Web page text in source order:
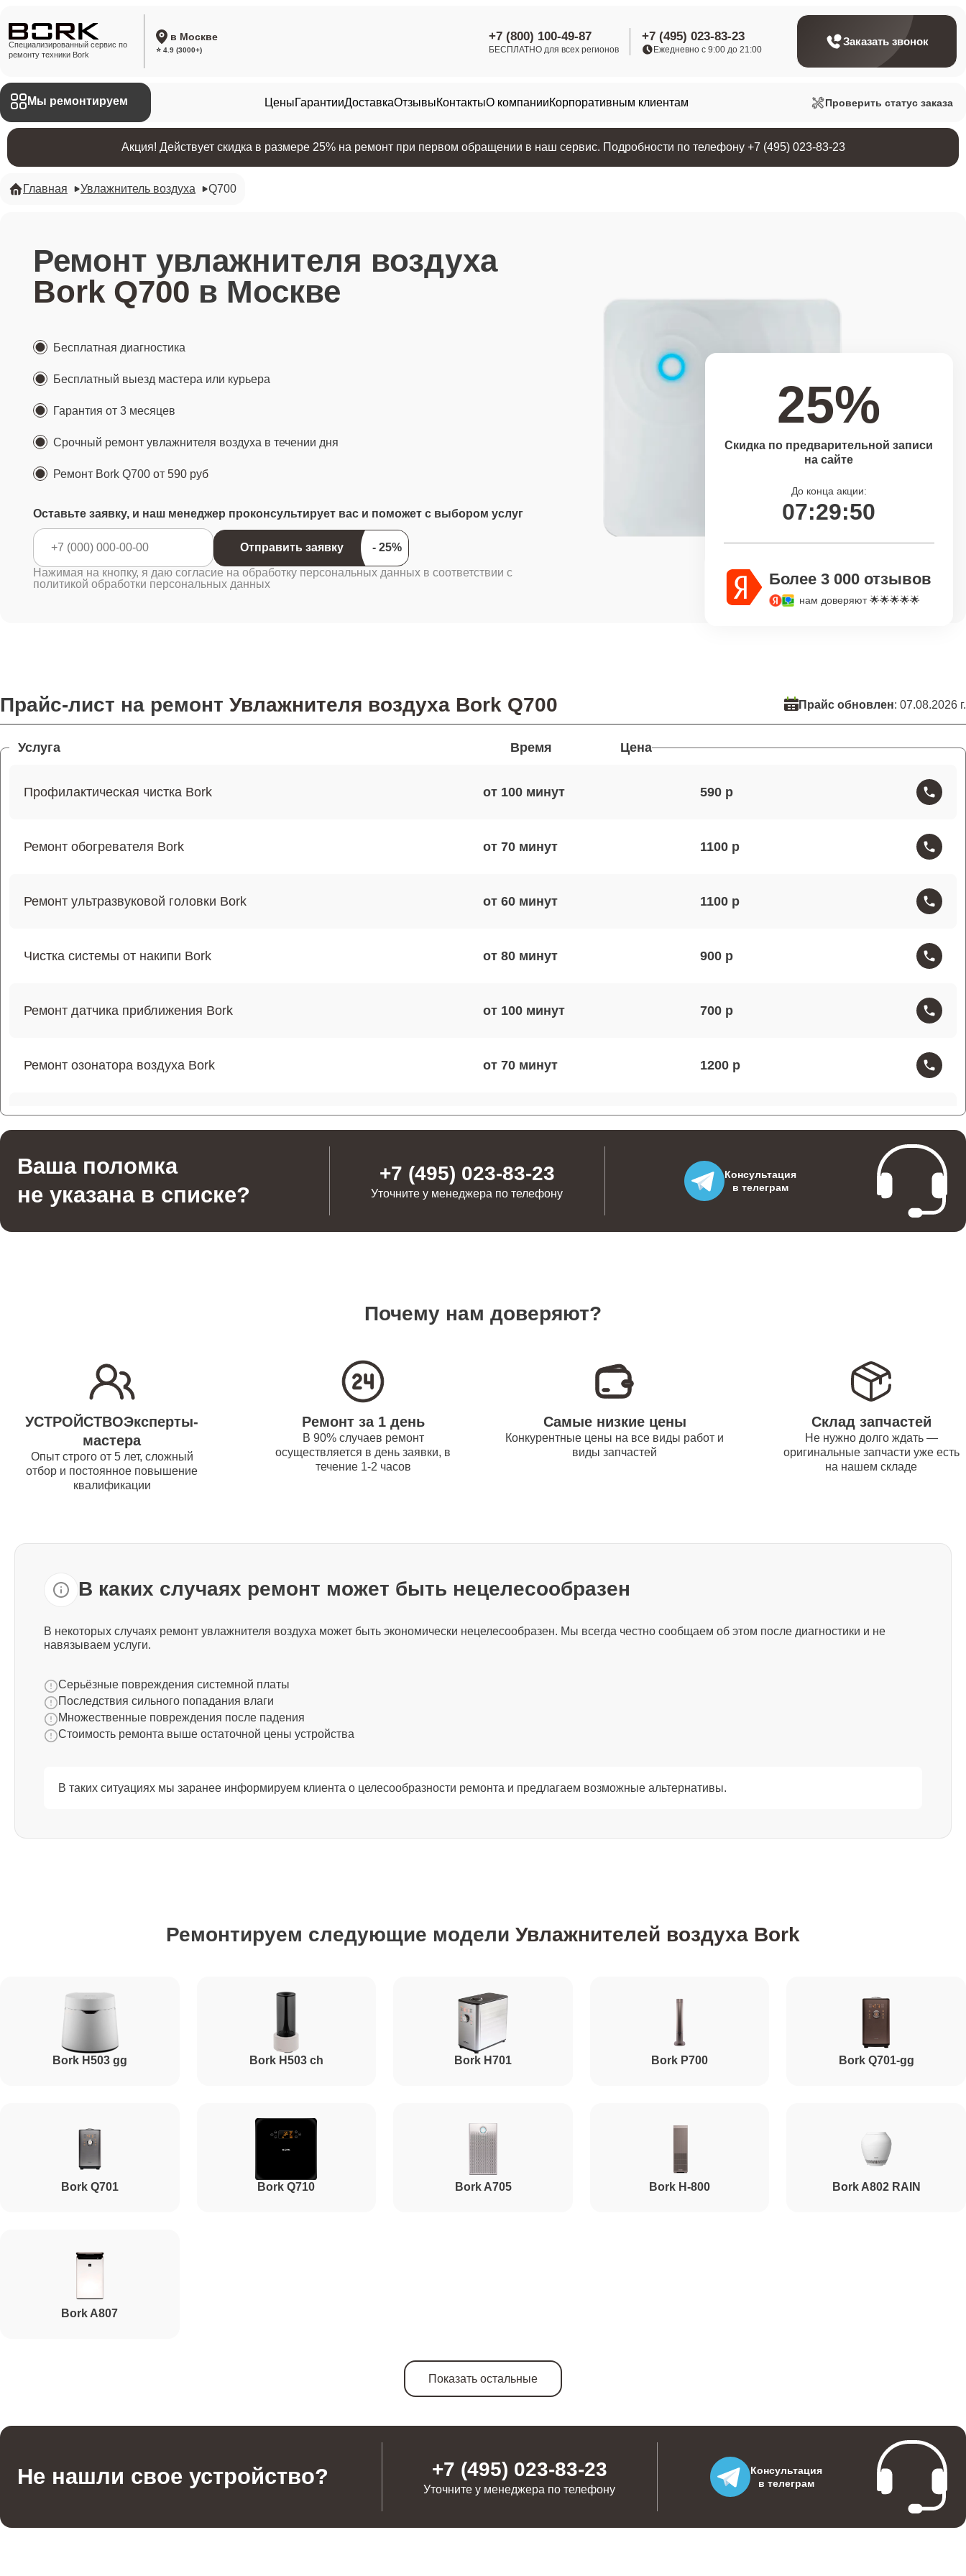
Специализированный сервис по
ремонту техники Bork
в Москве
⭐ 4.9 (3000+)
+7 (800) 100-49-87
БЕСПЛАТНО для всех регионов
+7 (495) 023-83-23
Ежедневно с 9:00 до 21:00
Заказать звонок
Мы ремонтируем ЦеныГарантииДоставкаОтзывыКонтактыО компанииКорпоративным клиентам Проверить статус заказа
Акция! Действует скидка в размере 25% на ремонт при первом обращении в наш сервис. Подробности по телефону +7 (495) 023-83-23
Главная Увлажнитель воздуха Q700
Ремонт увлажнителя воздуха
Bork Q700 в Москве
Бесплатная диагностика
Бесплатный выезд мастера или курьера
Гарантия от 3 месяцев
Срочный ремонт увлажнителя воздуха в течении дня
Ремонт Bork Q700 от 590 руб
Оставьте заявку, и наш менеджер проконсультирует вас и поможет с выбором услуг
Отправить заявку
Нажимая на кнопку, я даю согласие на обработку персональных данных в соответствии с
политикой обработки персональных данных
25%
Скидка по предварительной записи
на сайте
До конца акции:
07:29:49
Более 3 000 отзывов
нам доверяют 🌟🌟🌟🌟🌟
Прайс-лист на ремонт Увлажнителя воздуха Bork Q700 Прайс обновлен: 07.08.2026 г.
Услуга Время Цена
Профилактическая чистка Bork от 100 590
Ремонт обогревателя Bork от 70 1100
Ремонт ультразвуковой головки Bork от 60 1100
Чистка системы от накипи Bork от 80 900
Ремонт датчика приближения Bork от 100 700
Ремонт озонатора воздуха Bork от 70 1200
Ремонт бака для воды Bork от 90 1000
Ремонт фильтров Bork от 110 1100
Ремонт вентилятора Bork от 90 1200
Ремонт шнура питания Bork
Декальцинация Bork
(восстановление) Bork
Ремонт контроллера питания Bork
Ремонт платы преобразователя Bork от 50 700
Ваша поломка
не указана в списке?
+7 (495) 023-83-23
Уточните у менеджера по телефону
Консультация
в телеграм
Почему нам доверяют?
УСТРОЙСТВОЭксперты-
мастера
Опыт строго от 5 лет, сложный
отбор и постоянное повышение
квалификации
Ремонт за 1 день
В 90% случаев ремонт
осуществляется в день заявки, в
течение 1-2 часов
Самые низкие цены
Конкурентные цены на все виды работ и
виды запчастей
Склад запчастей
Не нужно долго ждать —
оригинальные запчасти уже есть
на нашем складе
В каких случаях ремонт может быть нецелесообразен
В некоторых случаях ремонт увлажнителя воздуха может быть экономически нецелесообразен. Мы всегда честно сообщаем об этом после диагностики и не
навязываем услуги.
Серьёзные повреждения системной платы
Последствия сильного попадания влаги
Множественные повреждения после падения
Стоимость ремонта выше остаточной цены устройства
В таких ситуациях мы заранее информируем клиента о целесообразности ремонта и предлагаем возможные альтернативы.
Ремонтируем следующие модели Увлажнителей воздуха Bork
Bork H503 gg Bork H503 ch Bork H701 Bork P700 Bork Q701-gg
Bork Q701 Bork Q710 Bork A705 Bork H-800 Bork A802 RAIN
Bork A807
Показать остальные
Не нашли свое устройство? +7 (495) 023-83-23
Уточните у менеджера по телефону
Консультация
в телеграм